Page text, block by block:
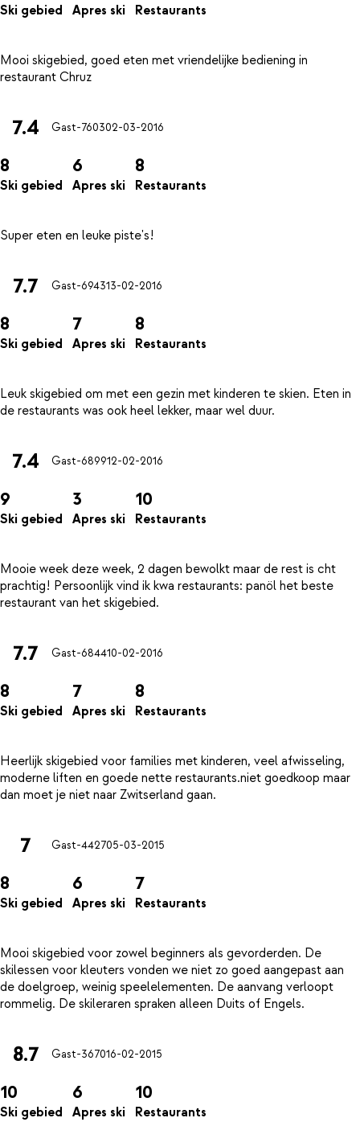
Ski gebied Apres ski Restaurants
Mooi skigebied, goed eten met vriendelijke bediening in
7.4 Gast-760302-03-2016
8
Ski gebied
6
Apres ski
8
Restaurants
7.7 Gast-694313-02-2016
8
Ski gebied
7
Apres ski
8
Restaurants
Leuk skigebied om met een gezin met kinderen te skien. Eten in
7.4 Gast-689912-02-2016
9
Ski gebied
3
Apres ski
10
Restaurants
Mooie week deze week, 2 dagen bewolkt maar de rest is cht
prachtig! Persoonlijk vind ik kwa restaurants: panöl het beste
7.7 Gast-684410-02-2016
8
Ski gebied
7
Apres ski
8
Restaurants
Heerlijk skigebied voor families met kinderen, veel afwisseling,
moderne liften en goede nette restaurants.niet goedkoop maar
7 Gast-442705-03-2015
8
Ski gebied
6
Apres ski
7
Restaurants
Mooi skigebied voor zowel beginners als gevorderden. De
skilessen voor kleuters vonden we niet zo goed aangepast aan
de doelgroep, weinig speelelementen. De aanvang verloopt
8.7 Gast-367016-02-2015
10
Ski gebied
6
Apres ski
10
Restaurants